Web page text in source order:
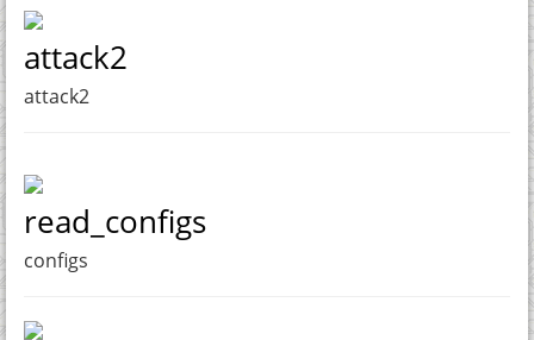
attack2
attack2
read_configs
configs